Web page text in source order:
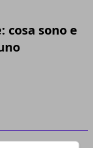
cosa sono e